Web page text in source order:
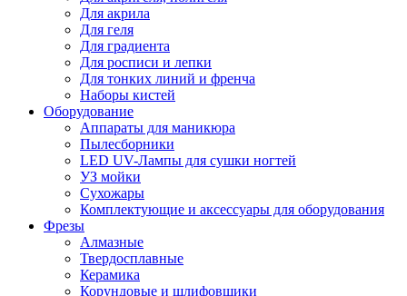
Для акрила
Для геля
Для градиента
Для росписи и лепки
Для тонких линий и френча
Наборы кистей
Оборудование
Аппараты для маникюра
Пылесборники
LED UV-Лампы для сушки ногтей
УЗ мойки
Сухожары
Комплектующие и аксессуары для оборудования
Фрезы
Алмазные
Твердосплавные
Керамика
Корундовые и шлифовщики